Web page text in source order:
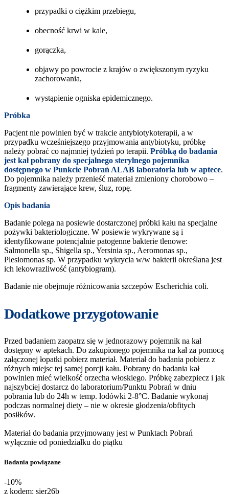
przypadki o ciężkim przebiegu,
obecność krwi w kale,
gorączka,
objawy po powrocie z krajów o zwiększonym ryzyku
zachorowania,
wystąpienie ogniska epidemicznego.
Próbka
Pacjent nie powinien być w trakcie antybiotykoterapii, a w
przypadku wcześniejszego przyjmowania antybiotyku, próbkę
należy pobrać co najmniej tydzień po terapii. Próbką do badania
jest kał pobrany do specjalnego sterylnego pojemnika
dostępnego w Punkcie Pobrań ALAB laboratoria lub w aptece.
Do pojemnika należy przenieść materiał zmieniony chorobowo –
fragmenty zawierające krew, śluz, ropę.
Opis badania
Badanie polega na posiewie dostarczonej próbki kału na specjalne
pożywki bakteriologiczne. W posiewie wykrywane są i
identyfikowane potencjalnie patogenne bakterie tlenowe:
Salmonella sp., Shigella sp., Yersinia sp., Aeromonas sp.,
Plesiomonas sp. W przypadku wykrycia w/w bakterii określana jest
ich lekowrazliwość (antybiogram).
Badanie nie obejmuje różnicowania szczepów Escherichia coli.
Dodatkowe przygotowanie
Przed badaniem zaopatrz się w jednorazowy pojemnik na kał
dostępny w aptekach. Do zakupionego pojemnika na kał za pomocą
załączonej łopatki pobierz materiał. Materiał do badania pobierz z
różnych miejsc tej samej porcji kału. Pobrany do badania kał
powinien mieć wielkość orzecha włoskiego. Próbkę zabezpiecz i jak
najszybciej dostarcz do laboratorium/Punktu Pobrań w dniu
pobrania lub do 24h w temp. lodówki 2-8°C. Badanie wykonaj
podczas normalnej diety – nie w okresie głodzenia/obfitych
posiłków.
Materiał do badania przyjmowany jest w Punktach Pobrań
wyłącznie od poniedziałku do piątku
Badania powiązane
-10%
z kodem: sier26b